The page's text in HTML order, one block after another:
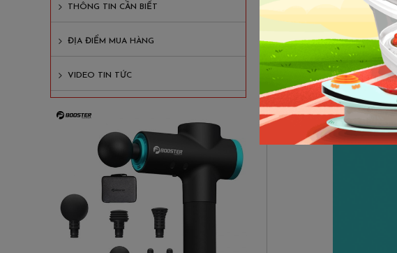
THÔNG TIN CẦN BIẾT
ĐỊA ĐIỂM MUA HÀNG
VIDEO TIN TỨC
- Hỗ trợ tối ưu SEO cho
- Xây dựng, quản lý, tối
- Viết bài và tối ưu hóa
- Thống kê thứ hạn từ